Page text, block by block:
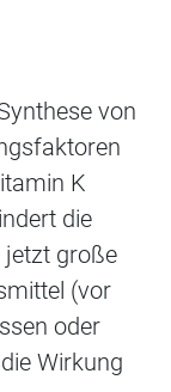
von
K
die
jetzt große
(vor
oder
Wirkung